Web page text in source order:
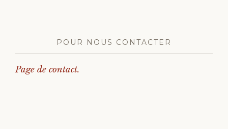
POUR NOUS CONTACTER
Page de contact.